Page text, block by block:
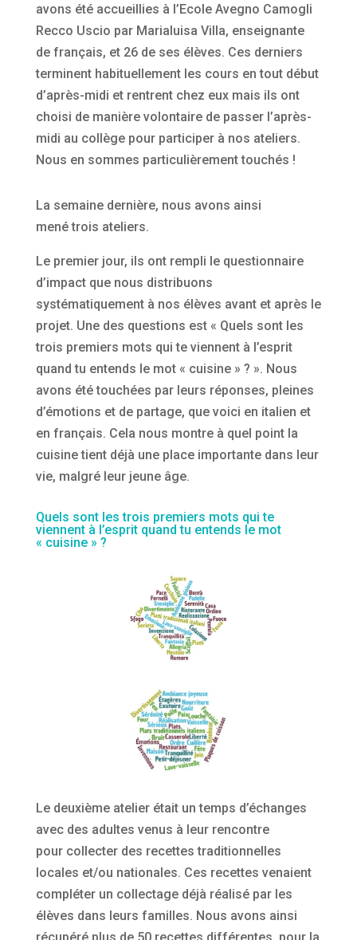
avons été accueillies à l’Ecole Avegno Camogli
Recco Uscio par Marialuisa Villa, enseignante
de français, et 26 de ses élèves. Ces derniers
terminent habituellement les cours en tout début
d’après-midi et rentrent chez eux mais ils ont
choisi de manière volontaire de passer l’après-
midi au collège pour participer à nos ateliers.
Nous en sommes particulièrement touchés !
La semaine dernière, nous avons ainsi
mené trois ateliers.
Le premier jour, ils ont rempli le questionnaire
d’impact que nous distribuons
systématiquement à nos élèves avant et après le
projet. Une des questions est « Quels sont les
trois premiers mots qui te viennent à l’esprit
quand tu entends le mot « cuisine » ? ». Nous
avons été touchées par leurs réponses, pleines
d’émotions et de partage, que voici en italien et
en français. Cela nous montre à quel point la
cuisine tient déjà une place importante dans leur
vie, malgré leur jeune âge.
Quels sont les trois premiers mots qui te
viennent à l’esprit quand tu entends le mot
« cuisine » ?
Le deuxième atelier était un temps d’échanges
avec des adultes venus à leur rencontre
pour collecter des recettes traditionnelles
locales et/ou nationales. Ces recettes venaient
compléter un collectage déjà réalisé par les
élèves dans leurs familles. Nous avons ainsi